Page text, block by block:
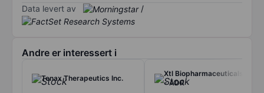
Data levert av /
Andre er interessert i
Tenax Therapeutics Inc.
Xtl Biopharmaceuticals Ltd
- ADR